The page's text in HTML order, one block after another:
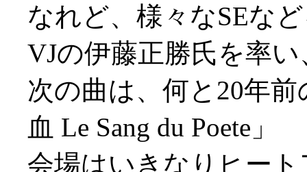
なれど、様々なSEな
VJの伊藤正勝氏を率
次の曲は、何と20年
血 Le Sang du Poete」
会場はいきなりヒー